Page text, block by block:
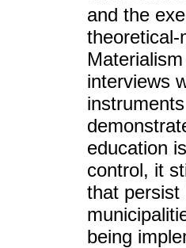
and the
theoretical-
interviews
education
control, it
that persist
being